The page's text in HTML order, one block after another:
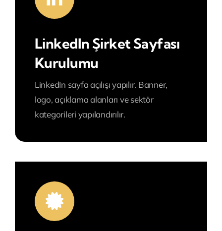
LinkedIn Şirket Sayfası
Kurulumu
LinkedIn sayfa açılışı yapılır. Banner,
logo, açıklama alanları ve sektör
kategorileri yapılandırılır.